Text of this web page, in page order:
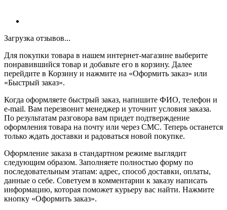
Загрузка отзывов...
Для покупки товара в нашем интернет-магазине выберите
понравившийся товар и добавьте его в корзину. Далее
перейдите в Корзину и нажмите на «Оформить заказ» или
«Быстрый заказ».
Когда оформляете быстрый заказ, напишите ФИО, телефон и
e-mail. Вам перезвонит менеджер и уточнит условия заказа.
По результатам разговора вам придет подтверждение
оформления товара на почту или через СМС. Теперь останется
только ждать доставки и радоваться новой покупке.
Оформление заказа в стандартном режиме выглядит
следующим образом. Заполняете полностью форму по
последовательным этапам: адрес, способ доставки, оплаты,
данные о себе. Советуем в комментарии к заказу написать
информацию, которая поможет курьеру вас найти. Нажмите
кнопку «Оформить заказ».